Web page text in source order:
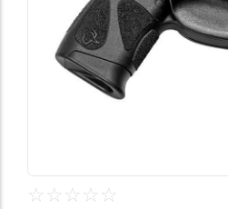
☆ ☆ ☆ ☆ ☆